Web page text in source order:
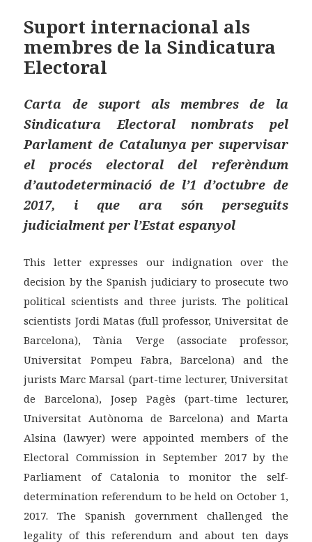
o
o
k
n rt
ei
Suport internacional als
membres de la Sindicatura
Electoral
Carta de suport als membres de la
Sindicatura Electoral nombrats pel
Parlament de Catalunya per supervisar
el procés electoral del referèndum
d’autodeterminació de l’1 d’octubre de
2017, i que ara són perseguits
judicialment per l’Estat espanyol
This letter expresses our indignation over the
decision by the Spanish judiciary to prosecute two
political scientists and three jurists. The political
scientists Jordi Matas (full professor, Universitat de
Barcelona), Tània Verge (associate professor,
Universitat Pompeu Fabra, Barcelona) and the
jurists Marc Marsal (part-time lecturer, Universitat
de Barcelona), Josep Pagès (part-time lecturer,
Universitat Autònoma de Barcelona) and Marta
Alsina (lawyer) were appointed members of the
Electoral Commission in September 2017 by the
Parliament of Catalonia to monitor the self-
determination referendum to be held on October 1,
2017. The Spanish government challenged the
legality of this referendum and about ten days